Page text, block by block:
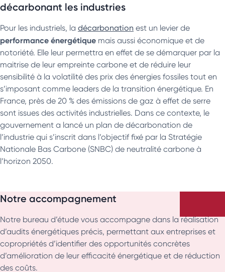
décarbonant les industries
Pour les industriels, la décarbonation est un levier de
performance énergétique mais aussi économique et de
notoriété. Elle leur permettra en effet de se démarquer par la
maitrise de leur empreinte carbone et de réduire leur
sensibilité à la volatilité des prix des énergies fossiles tout en
s’imposant comme leaders de la transition énergétique. En
France, près de 20 % des émissions de gaz à effet de serre
sont issues des activités industrielles. Dans ce contexte, le
gouvernement a lancé un plan de décarbonation de
l’industrie qui s’inscrit dans l’objectif fixé par la Stratégie
Nationale Bas Carbone (SNBC) de neutralité carbone à
l’horizon 2050.
Notre accompagnement
Notre bureau d’étude vous accompagne dans la réalisation
d’audits énergétiques précis, permettant aux entreprises et
copropriétés d’identifier des opportunités concrètes
d’amélioration de leur efficacité énergétique et de réduction
des coûts.